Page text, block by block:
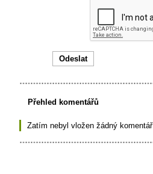
Přehled komentářů
Zatím nebyl vložen žádný komentář